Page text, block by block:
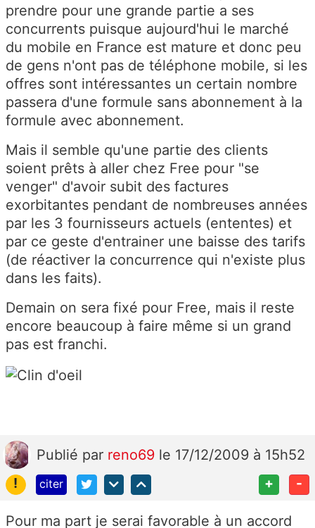
prendre pour une grande partie a ses
concurrents puisque aujourd'hui le marché
du mobile en France est mature et donc peu
de gens n'ont pas de téléphone mobile, si les
offres sont intéressantes un certain nombre
passera d'une formule sans abonnement à la
formule avec abonnement.
Mais il semble qu'une partie des clients
soient prêts à aller chez Free pour "se
venger" d'avoir subit des factures
exorbitantes pendant de nombreuses années
par les 3 fournisseurs actuels (ententes) et
par ce geste d'entrainer une baisse des tarifs
(de réactiver la concurrence qui n'existe plus
dans les faits).
Demain on sera fixé pour Free, mais il reste
encore beaucoup à faire même si un grand
pas est franchi.
Publié par reno69 le 17/12/2009 à 15h52
!
citer + -
Pour ma part je serai favorable à un accord